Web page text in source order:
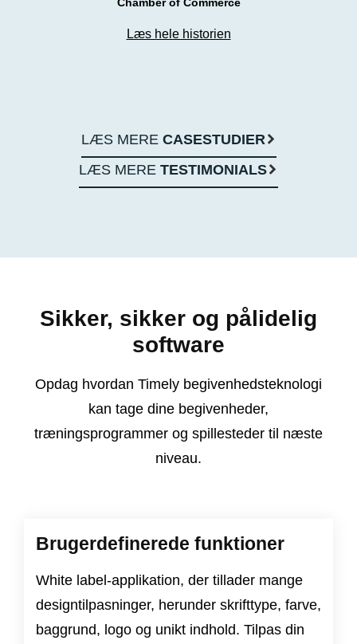
Læs hele historien
LÆS MERE CASESTUDIER
LÆS MERE TESTIMONIALS
Sikker, sikker og pålidelig
software
Opdag hvordan Timely begivenhedsteknologi
kan tage dine begivenheder,
træningsprogrammer og spillesteder til næste
niveau.
Brugerdefinerede funktioner
White label-applikation, der tillader mange
designtilpasninger, herunder skrifttype, farve,
baggrund, logo og unikt indhold. Tilpas din